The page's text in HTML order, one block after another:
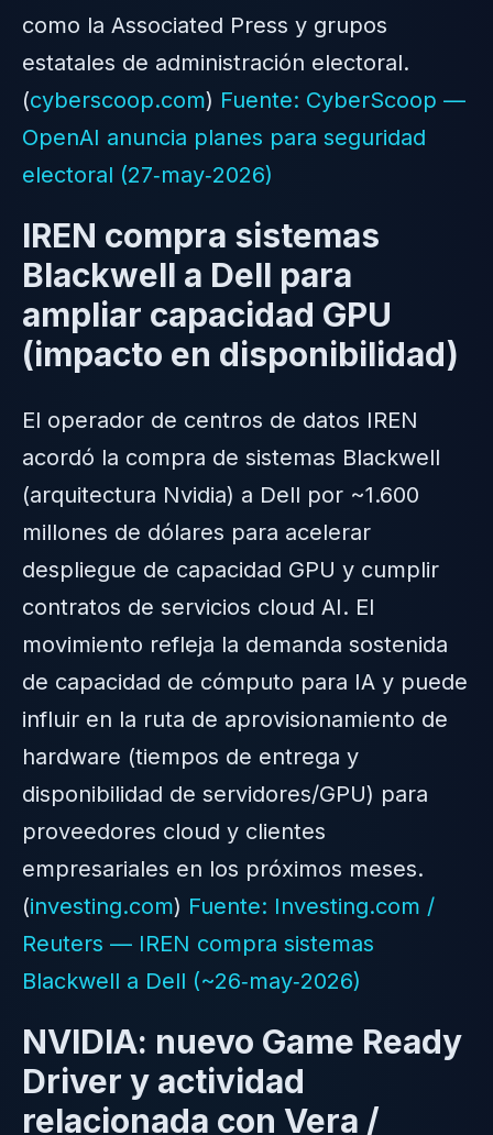
como la Associated Press y grupos
estatales de administración electoral.
(cyberscoop.com) Fuente: CyberScoop —
OpenAI anuncia planes para seguridad
electoral (27‑may‑2026)
IREN compra sistemas
Blackwell a Dell para
ampliar capacidad GPU
(impacto en disponibilidad)
El operador de centros de datos IREN
acordó la compra de sistemas Blackwell
(arquitectura Nvidia) a Dell por ~1.600
millones de dólares para acelerar
despliegue de capacidad GPU y cumplir
contratos de servicios cloud AI. El
movimiento refleja la demanda sostenida
de capacidad de cómputo para IA y puede
influir en la ruta de aprovisionamiento de
hardware (tiempos de entrega y
disponibilidad de servidores/GPU) para
proveedores cloud y clientes
empresariales en los próximos meses.
(investing.com) Fuente: Investing.com /
Reuters — IREN compra sistemas
Blackwell a Dell (~26‑may‑2026)
NVIDIA: nuevo Game Ready
Driver y actividad
relacionada con Vera /